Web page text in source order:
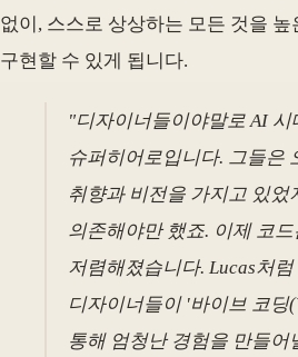
없이, 스스로 상상하는 모든 것을
구현할 수 있게 됩니다.
"디자이너들이야말로 AI 시
슈퍼히어로입니다. 그들은
취향과 비전을 가지고 있었
의존해야만 했죠. 이제 코드
저렴해졌습니다. Lucas처
디자이너들이 '바이브 코딩
통해 엄청난 경험을 만들어